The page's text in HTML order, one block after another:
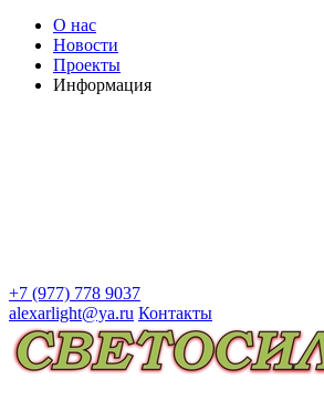
О нас
Новости
Проекты
Информация
+7 (977) 778 9037
alexarlight@ya.ru Контакты